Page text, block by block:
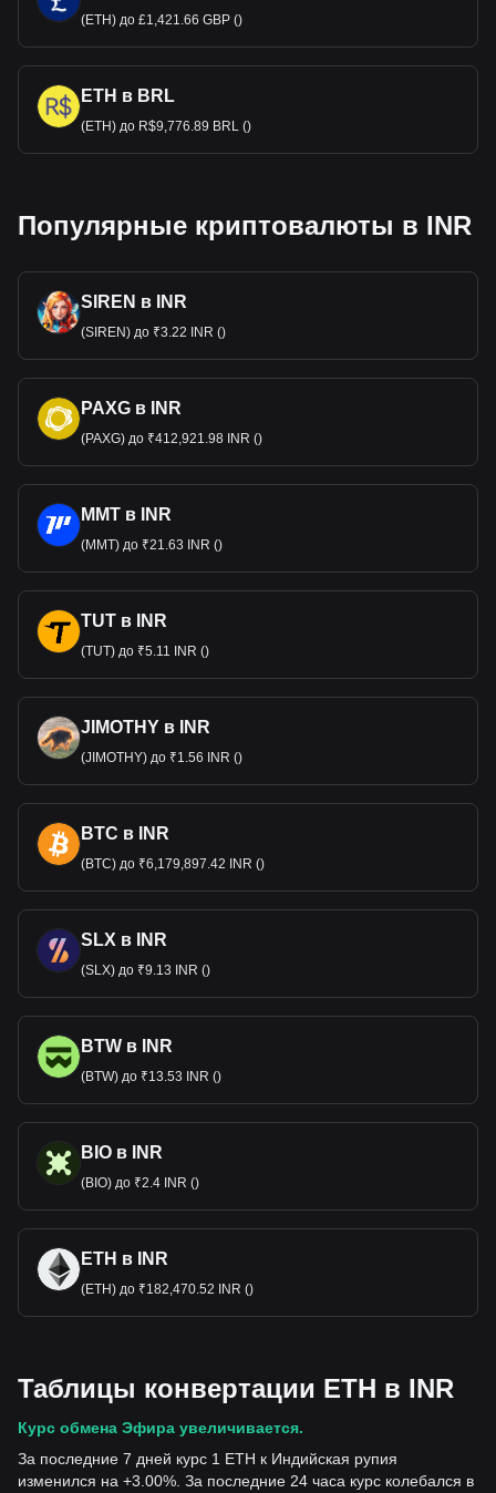
(ETH) до £1,421.66 GBP ()
ETH в BRL
(ETH) до R$9,776.89 BRL ()
Популярные криптовалюты в INR
SIREN в INR
(SIREN) до ₹3.22 INR ()
PAXG в INR
(PAXG) до ₹412,921.98 INR ()
MMT в INR
(MMT) до ₹21.63 INR ()
TUT в INR
(TUT) до ₹5.11 INR ()
JIMOTHY в INR
(JIMOTHY) до ₹1.56 INR ()
BTC в INR
(BTC) до ₹6,179,897.42 INR ()
SLX в INR
(SLX) до ₹9.13 INR ()
BTW в INR
(BTW) до ₹13.53 INR ()
BIO в INR
(BIO) до ₹2.4 INR ()
ETH в INR
(ETH) до ₹182,470.52 INR ()
Таблицы конвертации ETH в INR
Курс обмена Эфира увеличивается.
За последние 7 дней курс 1 ETH к Индийская рупия
изменился на +3.00%. За последние 24 часа курс колебался в